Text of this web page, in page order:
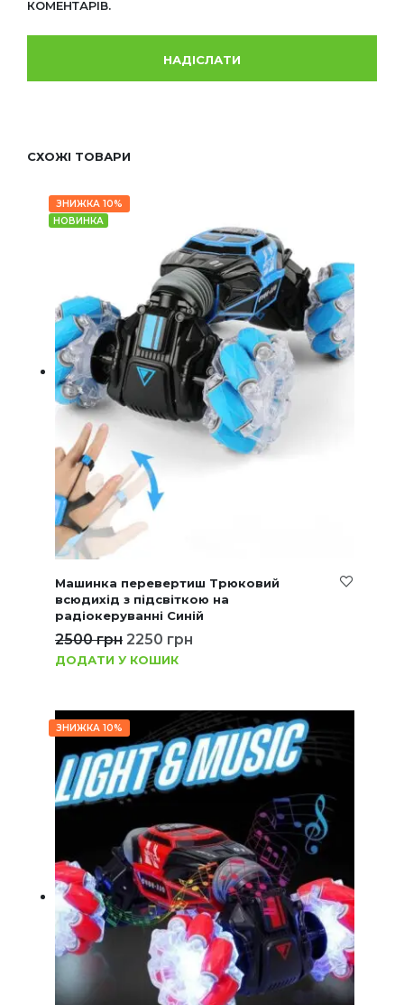
КОМЕНТАРІВ.
СХОЖІ ТОВАРИ
ЗНИЖКА 10%
НОВИНКА
Машинка перевертиш Трюковий
всюдихід з підсвіткою на
радіокеруванні Синій
2500грн 2250 грн
ДОДАТИ У КОШИК
ЗНИЖКА 10%